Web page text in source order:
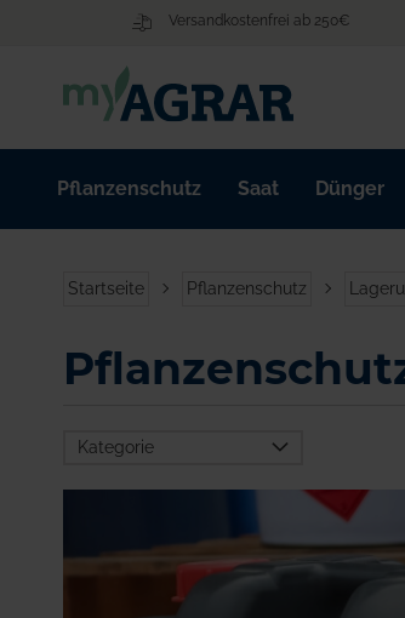
Versandkostenfrei ab 250€
Pflanzenschutz Saat Dünger
Startseite Pflanzenschutz
Kategorie
Agrarkunststoffe
Agrartechnik